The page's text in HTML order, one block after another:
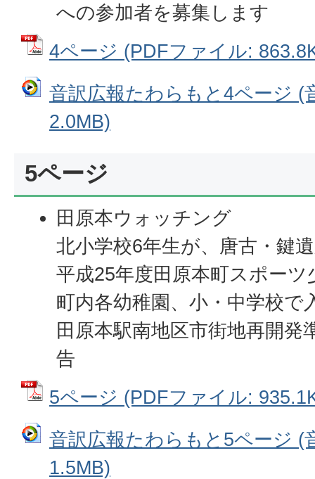
への参加者を募集します
4ページ (PDFファイル:
音訳広報たわらもと4ページ (
2.0MB)
5ページ
田原本ウォッチング
北小学校6年生が、唐古・鍵
平成25年度田原本町スポーツ
町内各幼稚園、小・中学校で
田原本駅南地区市街地再開発
告
5ページ (PDFファイル:
音訳広報たわらもと5ページ (
1.5MB)